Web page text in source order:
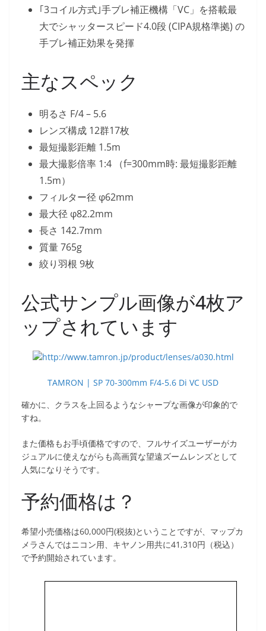
｢3コイル方式｣手ブレ補正機構「VC」を搭載最
大でシャッタースピード4.0段 (CIPA規格準拠) の
手ブレ補正効果を発揮
主なスペック
明るさ F/4 – 5.6
レンズ構成 12群17枚
最短撮影距離 1.5m
最大撮影倍率 1:4 （f=300mm時: 最短撮影距離
1.5m）
フィルター径 φ62mm
最大径 φ82.2mm
長さ 142.7mm
質量 765g
絞り羽根 9枚
公式サンプル画像が4枚ア
ップされています
TAMRON | SP 70-300mm F/4-5.6 Di VC USD
確かに、クラスを上回るようなシャープな画像が印象的で
すね。
また価格もお手頃価格ですので、フルサイズユーザーがカ
ジュアルに使えながらも高画質な望遠ズームレンズとして
人気になりそうです。
予約価格は？
希望小売価格は60,000円(税抜)ということですが、マップカ
メラさんではニコン用、キヤノン用共に41,310円（税込）
で予約開始されています。